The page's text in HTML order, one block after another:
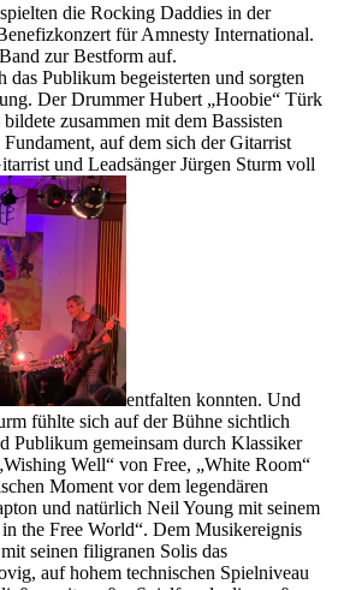
die Rocking Daddies in der
für Amnesty International.
zur Bestform auf.
das Publikum begeisterten und sorgten
Der Drummer Hubert „Hoobie“ Türk
zusammen mit dem Bassisten
auf dem sich der Gitarrist
und Leadsänger Jürgen Sturm voll
entfalten konnten. Und
fühlte sich auf der Bühne sichtlich
Publikum gemeinsam durch Klassiker
Well“ von Free, „White Room“
Moment vor dem legendären
und natürlich Neil Young mit seinem
the Free World“. Dem Musikereignis
seinen filigranen Solis das
auf hohem technischen Spielniveau